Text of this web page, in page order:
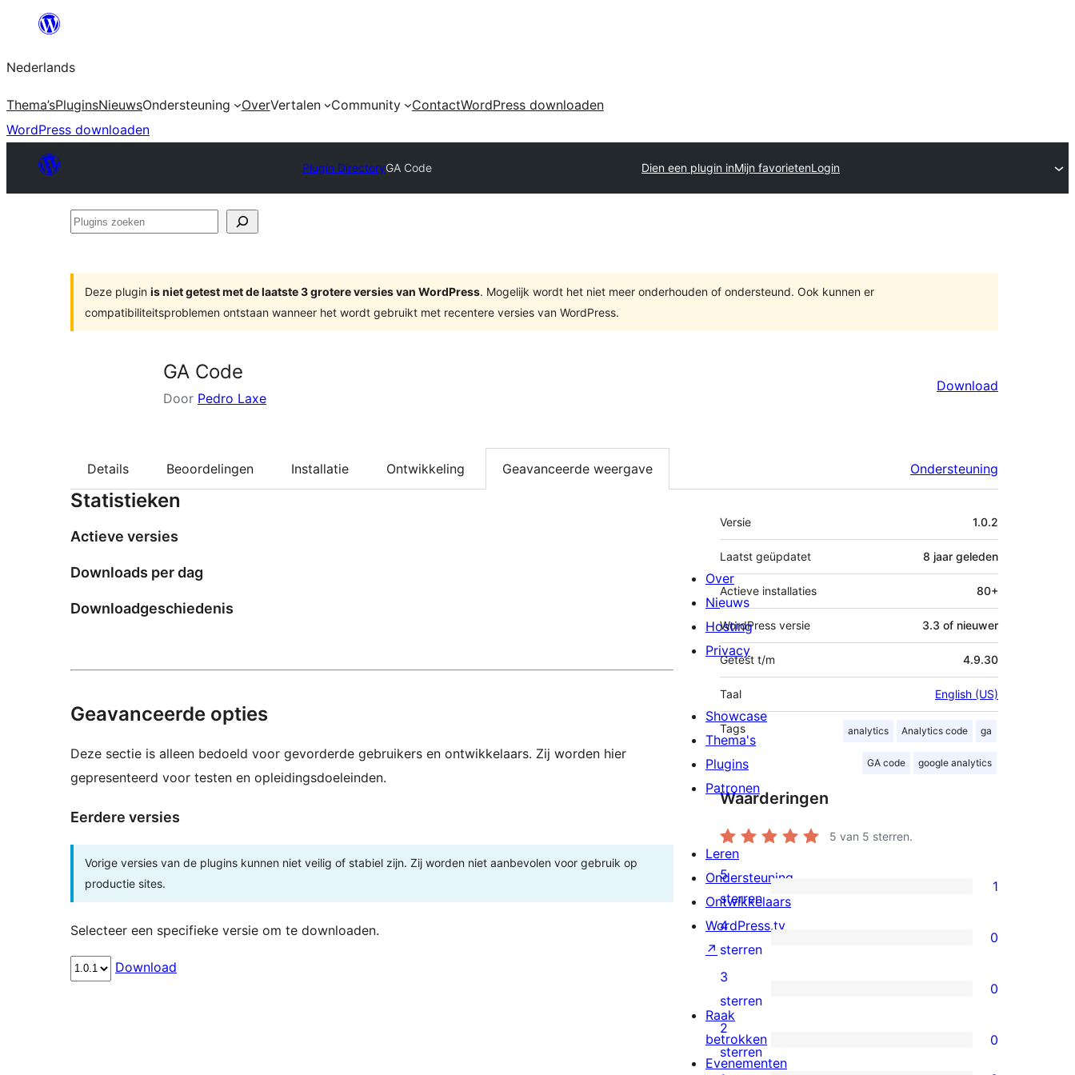
de
inhoud
Nederlands
Thema’sPluginsNieuwsOndersteuning OverVertalen Community ContactWordPress downloaden
WordPress downloaden
Plugin DirectoryGA Code Dien een plugin inMijn favorietenLogin
Plugins
Deze plugin is niet getest met de laatste 3 grotere versies van WordPress. Mogelijk wordt het niet meer onderhouden of ondersteund. Ook kunnen er
compatibiliteitsproblemen ontstaan wanneer het wordt gebruikt met recentere versies van WordPress.
GA Code
Door Pedro Laxe
Download
Details Beoordelingen Installatie Ontwikkeling Geavanceerde weergave Ondersteuning
Statistieken
Actieve versies
Downloads per dag
Downloadgeschiedenis
Geavanceerde opties
Deze sectie is alleen bedoeld voor gevorderde gebruikers en ontwikkelaars. Zij worden hier
gepresenteerd voor testen en opleidingsdoeleinden.
Eerdere versies
Vorige versies van de plugins kunnen niet veilig of stabiel zijn. Zij worden niet aanbevolen voor gebruik op
productie sites.
Selecteer een specifieke versie om te downloaden.
Download
Meta
Versie 1.0.2
Laatst geüpdatet 8 jaar geleden
Actieve installaties 80+
WordPress versie 3.3 of nieuwer
Getest t/m 4.9.30
Taal English (US)
Tags analytics Analytics code ga
GA code google analytics
Waarderingen
5 van 5 sterren.
1
5
ster
beoordeling
5
sterren
1
0
4
sterren
beoordelingen
4
sterren
0
0
3
sterren
beoordelingen
3
sterren
0
0
2
sterren
0
Over
Nieuws
Hosting
Privacy
Showcase
Thema's
Plugins
Patronen
Leren
Ondersteuning
Ontwikkelaars
WordPress.tv
↗
Raak
betrokken
Evenementen